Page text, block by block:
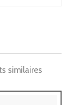
similaires